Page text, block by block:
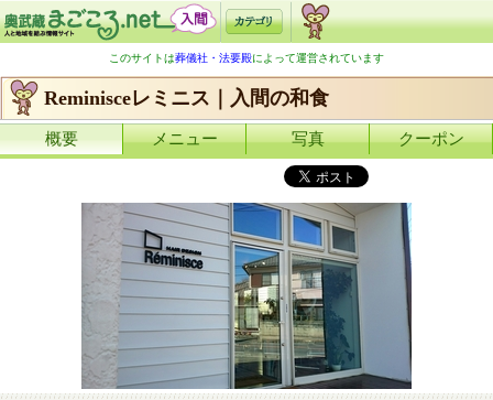
このサイトは葬儀社・法要殿によって運営されています
Reminisceレミニス｜入間の和食
概要 メニュー 写真 クーポン